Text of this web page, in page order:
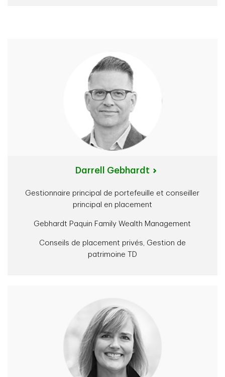
Darrell Gebhardt
Gestionnaire principal de portefeuille et conseiller
principal en placement
Gebhardt Paquin Family Wealth Management
Conseils de placement privés, Gestion de
patrimoine TD